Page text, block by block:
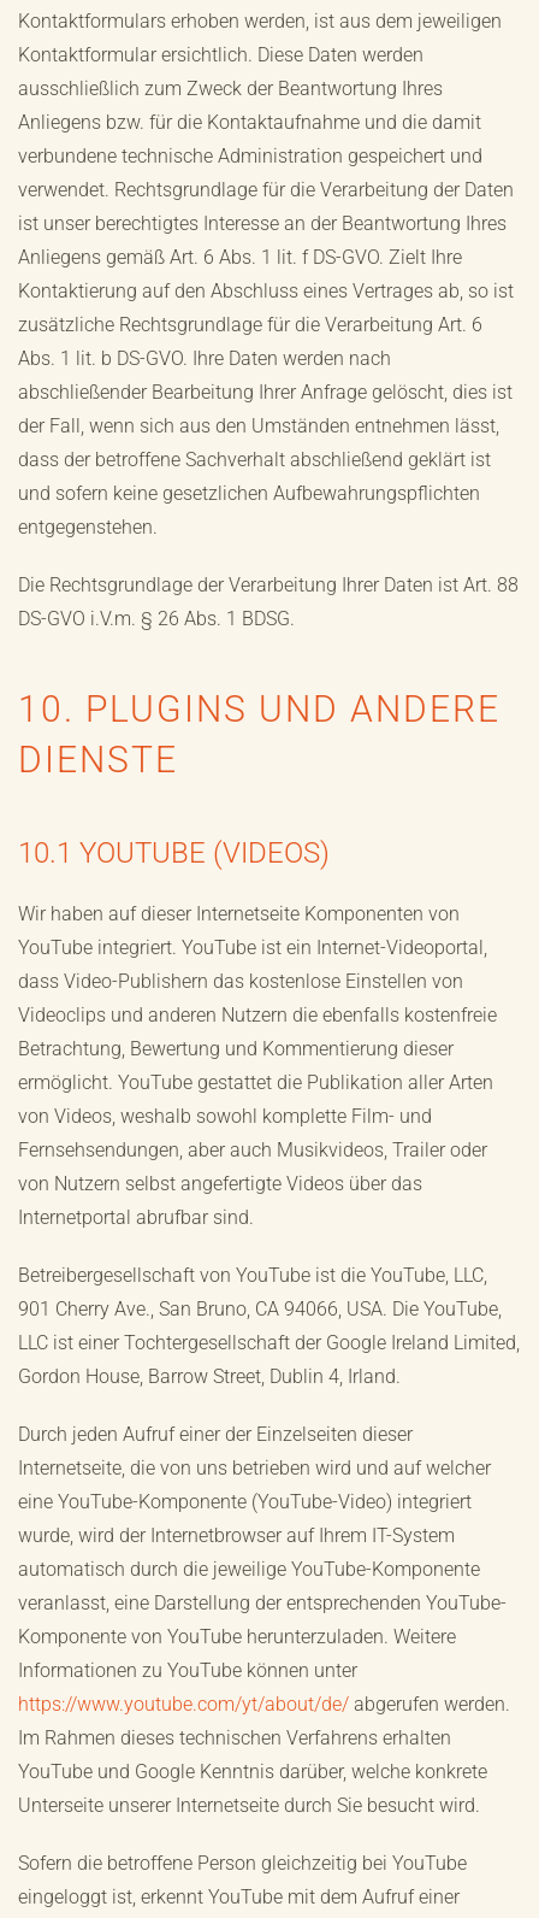
Kontaktformulars erhoben werden, ist aus dem jeweiligen
Kontaktformular ersichtlich. Diese Daten werden
ausschließlich zum Zweck der Beantwortung Ihres
Anliegens bzw. für die Kontaktaufnahme und die damit
verbundene technische Administration gespeichert und
verwendet. Rechtsgrundlage für die Verarbeitung der Daten
ist unser berechtigtes Interesse an der Beantwortung Ihres
Anliegens gemäß Art. 6 Abs. 1 lit. f DS-GVO. Zielt Ihre
Kontaktierung auf den Abschluss eines Vertrages ab, so ist
zusätzliche Rechtsgrundlage für die Verarbeitung Art. 6
Abs. 1 lit. b DS-GVO. Ihre Daten werden nach
abschließender Bearbeitung Ihrer Anfrage gelöscht, dies ist
der Fall, wenn sich aus den Umständen entnehmen lässt,
dass der betroffene Sachverhalt abschließend geklärt ist
und sofern keine gesetzlichen Aufbewahrungspflichten
entgegenstehen.
Die Rechtsgrundlage der Verarbeitung Ihrer Daten ist Art. 88
DS-GVO i.V.m. § 26 Abs. 1 BDSG.
10. PLUGINS UND ANDERE
DIENSTE
10.1 YOUTUBE (VIDEOS)
Wir haben auf dieser Internetseite Komponenten von
YouTube integriert. YouTube ist ein Internet-Videoportal,
dass Video-Publishern das kostenlose Einstellen von
Videoclips und anderen Nutzern die ebenfalls kostenfreie
Betrachtung, Bewertung und Kommentierung dieser
ermöglicht. YouTube gestattet die Publikation aller Arten
von Videos, weshalb sowohl komplette Film- und
Fernsehsendungen, aber auch Musikvideos, Trailer oder
von Nutzern selbst angefertigte Videos über das
Internetportal abrufbar sind.
Betreibergesellschaft von YouTube ist die YouTube, LLC,
901 Cherry Ave., San Bruno, CA 94066, USA. Die YouTube,
LLC ist einer Tochtergesellschaft der Google Ireland Limited,
Gordon House, Barrow Street, Dublin 4, Irland.
Durch jeden Aufruf einer der Einzelseiten dieser
Internetseite, die von uns betrieben wird und auf welcher
eine YouTube-Komponente (YouTube-Video) integriert
wurde, wird der Internetbrowser auf Ihrem IT-System
automatisch durch die jeweilige YouTube-Komponente
veranlasst, eine Darstellung der entsprechenden YouTube-
Komponente von YouTube herunterzuladen. Weitere
Informationen zu YouTube können unter
https://www.youtube.com/yt/about/de/ abgerufen werden.
Im Rahmen dieses technischen Verfahrens erhalten
YouTube und Google Kenntnis darüber, welche konkrete
Unterseite unserer Internetseite durch Sie besucht wird.
Sofern die betroffene Person gleichzeitig bei YouTube
eingeloggt ist, erkennt YouTube mit dem Aufruf einer